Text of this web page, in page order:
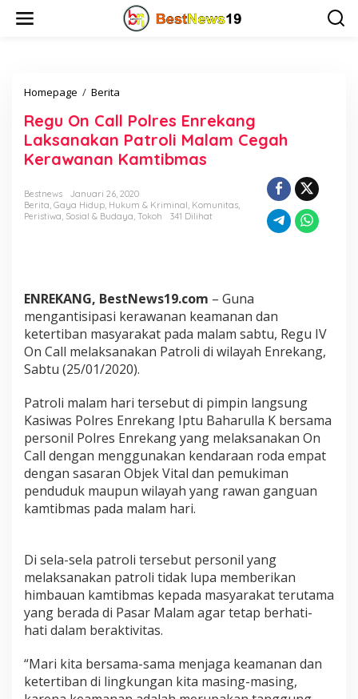
Homepage / Berita
u
O
n
a
l
l
e
s
E
n
r
e
n
g
L
a
k
s
a
n
n
P
a
t
r
o
i
M
Regu On Call Polres Enrekang
Laksanakan Patroli Malam Cegah
Kerawanan Kamtibmas
Bestnews
Januari 26, 2020
Berita, Gaya Hidup, Hukum & Kriminal, Komunitas,
Peristiwa, Sosial & Budaya, Tokoh 341 Dilihat
ENREKANG, BestNews19.com – Guna
mengantisipasi kerawanan keamanan dan
ketertiban masyarakat pada malam sabtu, Regu IV
On Call melaksanakan Patroli di wilayah Enrekang,
Sabtu (25/01/2020).
Patroli malam hari tersebut di pimpin langsung
Kasiwas Polres Enrekang Iptu Baharulla K bersama
personil Polres Enrekang yang melaksanakan On
Call dengan menggunakan kendaraan roda empat
dengan sasaran Objek Vital dan pemukiman
penduduk maupun wilayah yang rawan ganguan
kamtibmas pada malam hari.
Di sela-sela patroli tersebut personil yang
melaksanakan patroli tidak lupa memberikan
himbauan kamtibmas kepada masyarakat terutama
yang berada di Pasar Malam agar tetap berhati-
hati dalam beraktivitas.
“Mari kita bersama-sama menjaga keamanan dan
ketertiban di lingkungan kita masing-masing,